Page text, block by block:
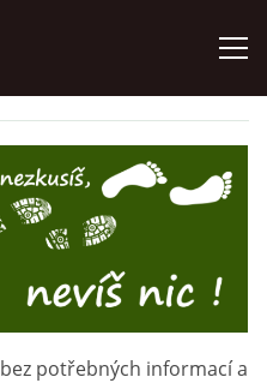
bez potřebných informací a